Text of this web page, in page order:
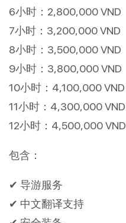
6小时：2,800,000 VND
7小时：3,200,000 VND
8小时：3,500,000 VND
9小时：3,800,000 VND
10小时：4,100,000 VND
11小时：4,300,000 VND
12小时：4,500,000 VND
包含：
✔ 导游服务
✔ 中文翻译支持